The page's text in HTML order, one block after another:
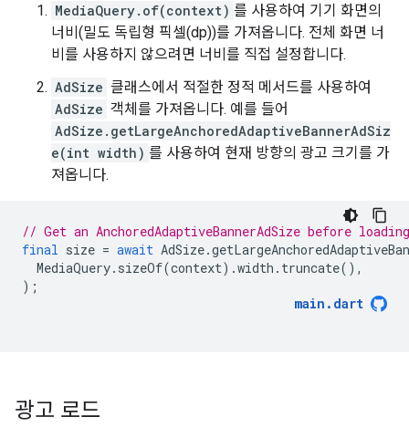
MediaQuery.of(context) 를 사용하여 기기 화면의
너비(밀도 독립형 픽셀(dp))를 가져옵니다. 전체 화면 너
비를 사용하지 않으려면 너비를 직접 설정합니다.
AdSize 클래스에서 적절한 정적 메서드를 사용하여
AdSize 객체를 가져옵니다. 예를 들어
AdSize.getLargeAnchoredAdaptiveBannerAdSiz
e(int width) 를 사용하여 현재 방향의 광고 크기를 가
져옵니다.
// Get an AnchoredAdaptiveBannerAdSize before
final size = await AdSize.
MediaQuery. sizeOf(context).width . truncate(),
);
main . dart
광고 로드